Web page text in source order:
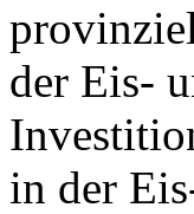
der Eis-
in der